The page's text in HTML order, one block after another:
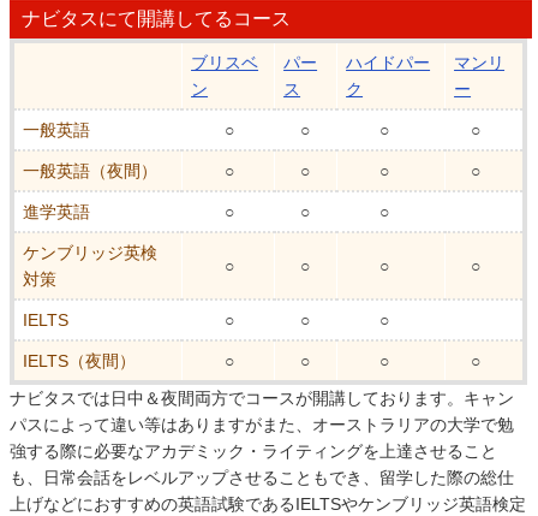
ナビタスにて開講してるコース
ブリスベ
ン
パー
ス
ハイドパー
ク
マンリ
ー
一般英語 ○ ○ ○ ○
一般英語（夜間） ○ ○ ○ ○
進学英語 ○ ○ ○
ケンブリッジ英検
対策
○ ○ ○ ○
IELTS ○ ○ ○
IELTS（夜間） ○ ○ ○
○
ナビタスでは日中＆夜間両方でコースが開講しております。キャン
パスによって違い等はありますがまた、オーストラリアの大学で勉
強する際に必要なアカデミック・ライティングを上達させること
も、日常会話をレベルアップさせることもでき、留学した際の総仕
上げなどにおすすめの英語試験であるIELTSやケンブリッジ英語検定